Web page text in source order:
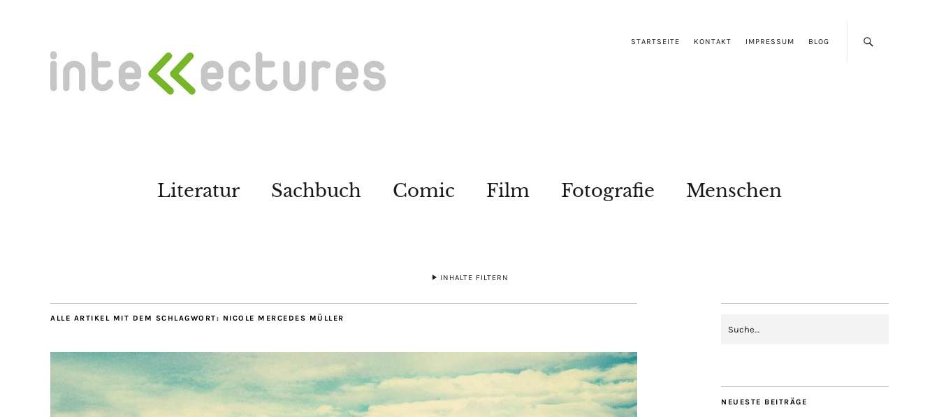
STARTSEITE KONTAKT IMPRESSUM BLOG
Literatur Sachbuch Comic Film Fotografie Menschen
INHALTE FILTERN
ALLE ARTIKEL MIT DEM SCHLAGWORT: NICOLE MERCEDES MÜLLER
NEUESTE BEITRÄGE